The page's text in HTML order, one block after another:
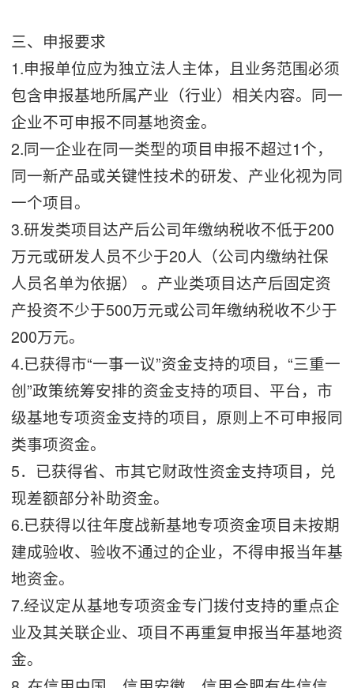
三、申报要求
1.申报单位应为独立法人主体，且业务范围必须
包含申报基地所属产业（行业）相关内容。同一
企业不可申报不同基地资金。
2.同一企业在同一类型的项目申报不超过1个，
同一新产品或关键性技术的研发、产业化视为同
一个项目。
3.研发类项目达产后公司年缴纳税收不低于200
万元或研发人员不少于20人（公司内缴纳社保
人员名单为依据） 。产业类项目达产后固定资
产投资不少于500万元或公司年缴纳税收不少于
200万元。
4.已获得市“一事一议”资金支持的项目，“三重一
创”政策统筹安排的资金支持的项目、平台，市
级基地专项资金支持的项目，原则上不可申报同
类事项资金。
5．已获得省、市其它财政性资金支持项目，兑
现差额部分补助资金。
6.已获得以往年度战新基地专项资金项目未按期
建成验收、验收不通过的企业，不得申报当年基
地资金。
7.经议定从基地专项资金专门拨付支持的重点企
业及其关联企业、项目不再重复申报当年基地资
金。